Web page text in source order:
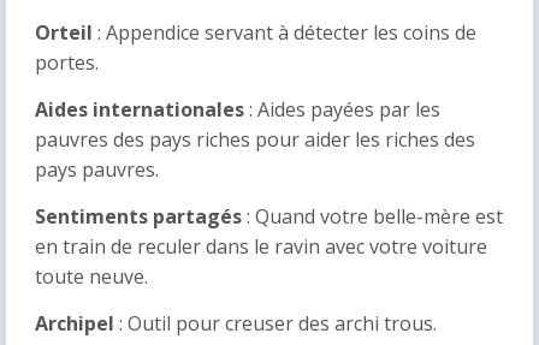
Orteil : Appendice servant à détecter les coins de
portes.
Aides internationales: Aides payées par les
pauvres des pays riches pour aider les riches des
pays pauvres.
Sentiments partagés: Quand votre belle-mère est
en train de reculer dans le ravin avec votre voiture
toute neuve.
Archipel : Outil pour creuser des archi trous.